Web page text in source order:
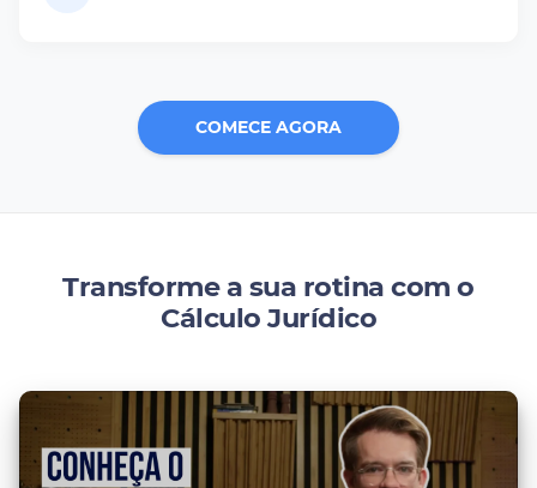
COMECE AGORA
Transforme a sua rotina com o
Cálculo Jurídico